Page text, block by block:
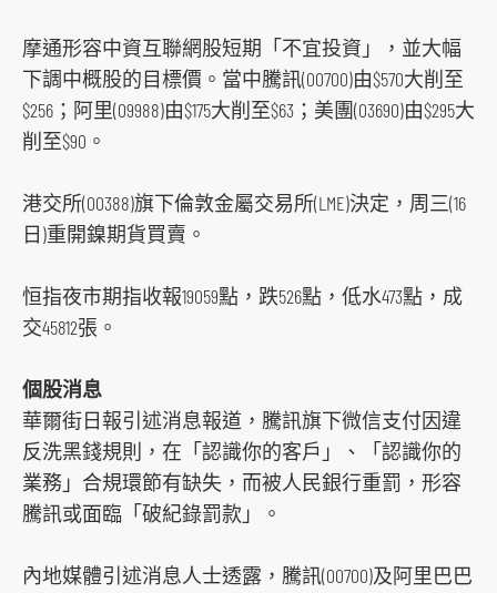
r
m
摩通形容中資互聯網股短期「不宜投資」，並大幅
下調中概股的目標價。當中騰訊(00700)由$570大削至
$256；阿里(09988)由$175大削至$63；美團(03690)由$295大
削至$90。
港交所(00388)旗下倫敦金屬交易所(LME)決定，周三(16
日)重開鎳期貨買賣。
恒指夜市期指收報19059點，跌526點，低水473點，成
交45812張。
個股消息
華爾街日報引述消息報道，騰訊旗下微信支付因違
反洗黑錢規則，在「認識你的客戶」、「認識你的
業務」合規環節有缺失，而被人民銀行重罰，形容
騰訊或面臨「破紀錄罰款」。
內地媒體引述消息人士透露，騰訊(00700)及阿里巴巴